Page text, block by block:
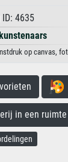
4635
op canvas,
in een ruimte